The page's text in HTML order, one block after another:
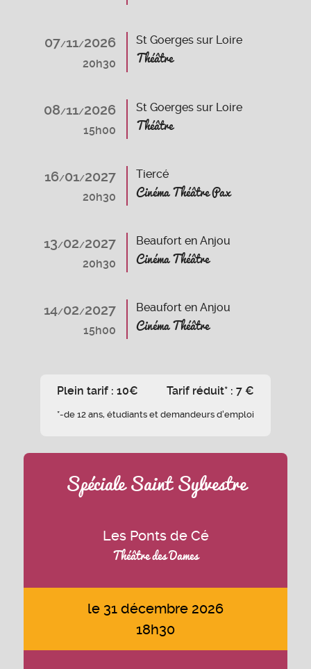
07/11/2026
20h30
St Goerges sur Loire
Théâtre
08/11/2026
15h00
St Goerges sur Loire
Théâtre
16/01/2027
20h30
Tiercé
Cinéma Théâtre Pax
13/02/2027
20h30
Beaufort en Anjou
Cinéma Théâtre
14/02/2027
15h00
Beaufort en Anjou
Cinéma Théâtre
Plein tarif : 10€ Tarif réduit* : 7 €
*-de 12 ans, étudiants et demandeurs d'emploi
Spéciale Saint Sylvestre
Les Ponts de Cé
Théâtre des Dames
le 31 décembre 2026
18h30